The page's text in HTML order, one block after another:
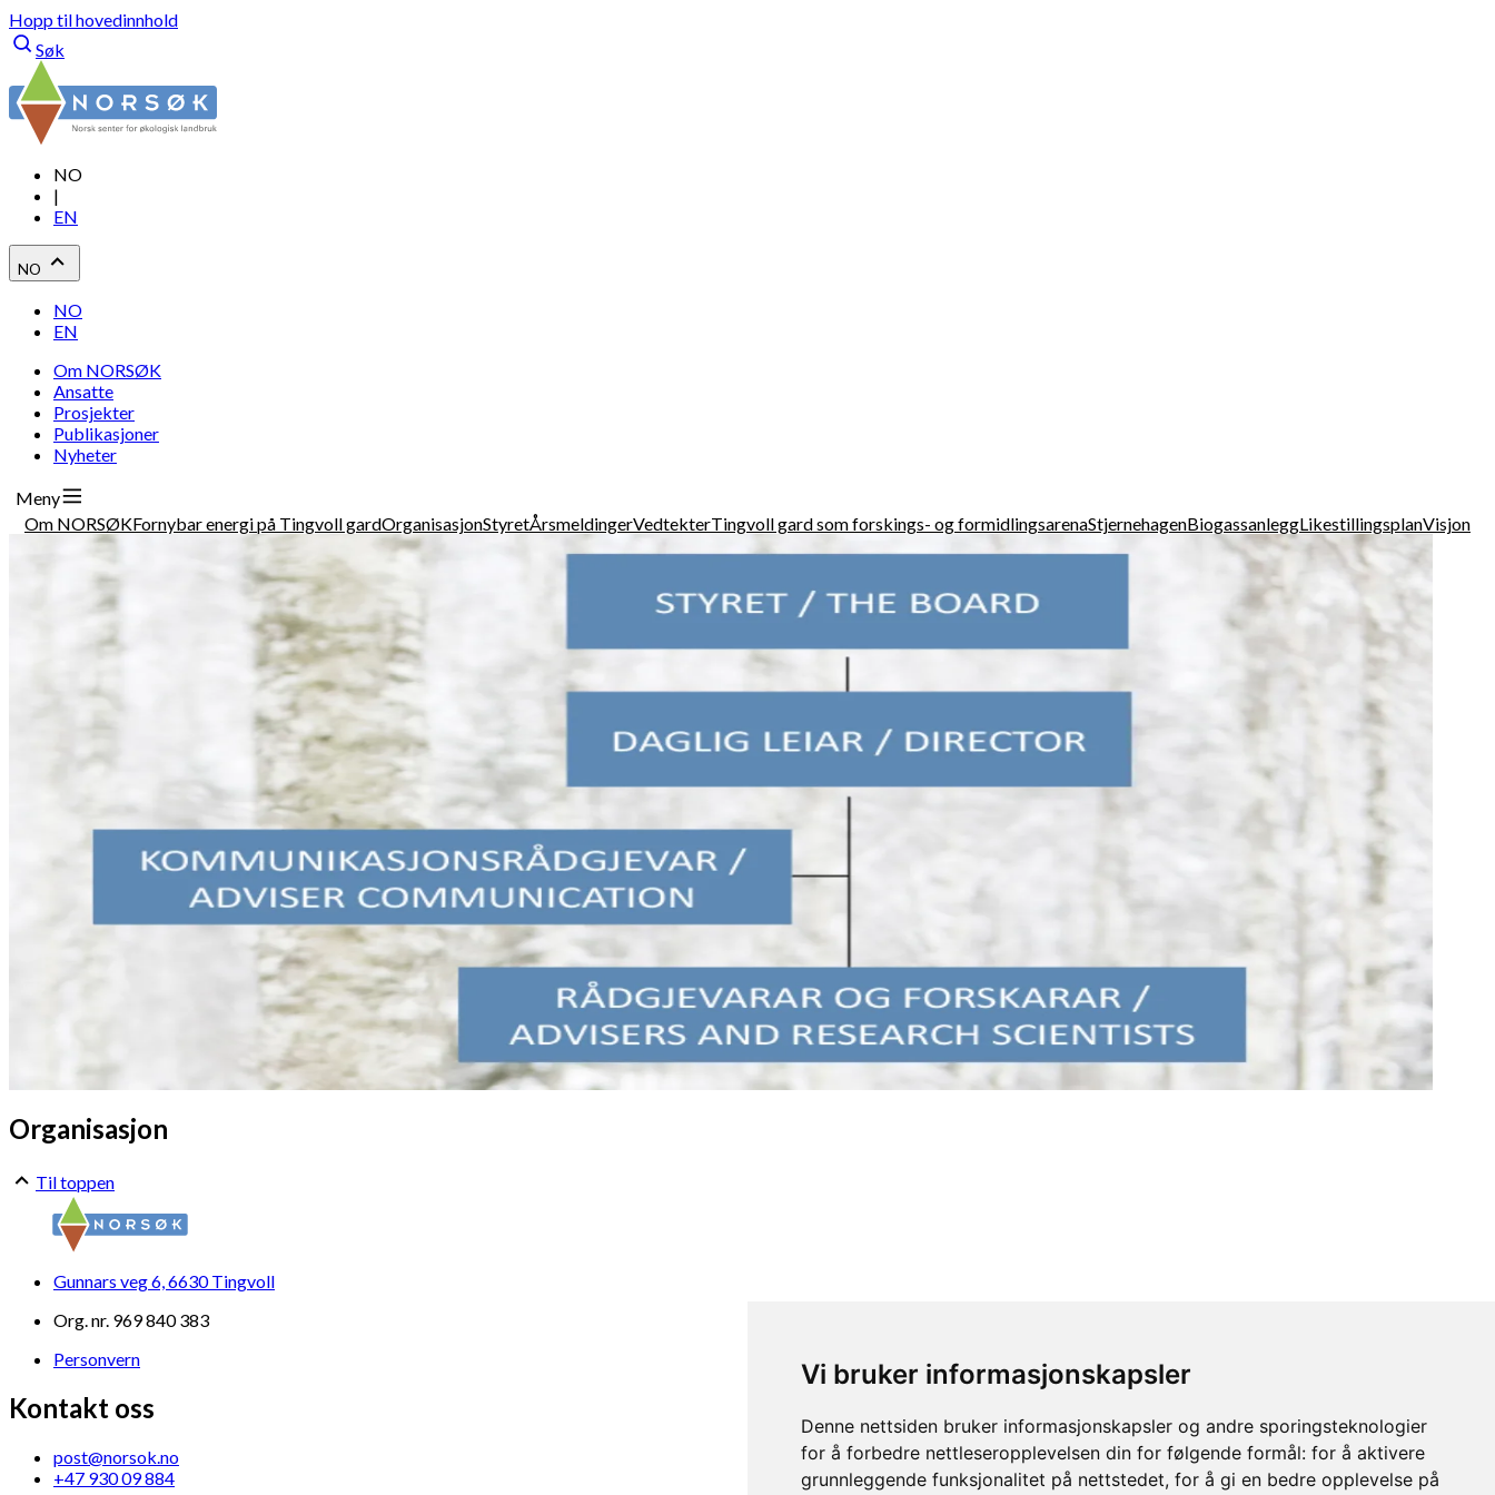
Vi bruker informasjonskapsler
Denne nettsiden bruker informasjonskapsler og andre sporingsteknologier
for å forbedre nettleseropplevelsen din for følgende formål: for å aktivere
grunnleggende funksjonalitet på nettstedet, for å gi en bedre opplevelse på
Hopp til hovedinnhold
Søk
NO
|
EN
NO
NO
EN
Om NORSØK
Ansatte
Prosjekter
Publikasjoner
Nyheter
Meny
Om NORSØKFornybar energi på Tingvoll gardOrganisasjonStyretÅrsmeldingerVedtekterTingvoll gard som forskings- og formidlingsarenaStjernehagenBiogassanleggLikestillingsplanVisjon
Organisasjon
Til toppen
Gunnars veg 6, 6630 Tingvoll
Org. nr. 969 840 383
Personvern
Kontakt oss
post@norsok.no
+47 930 09 884